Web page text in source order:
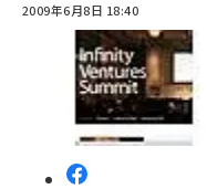
2009年6月8日 18:40